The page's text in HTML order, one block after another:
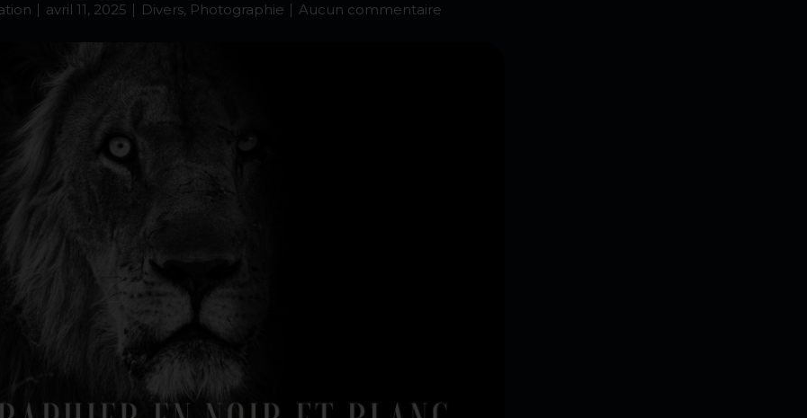
avril 11, 2025 Divers, Photographie Aucun commentaire